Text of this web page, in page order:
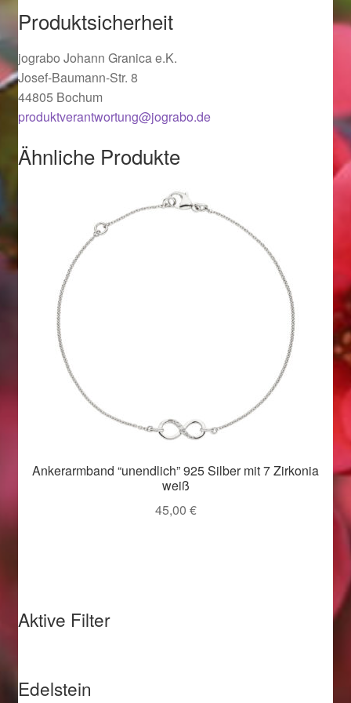
Ostergeschenke finden für Ostern 2019
Ostergeschenke finden für Ostern 2020
Ostergeschenke finden für Ostern 2021
Ostergeschenke finden für Ostern 2022
Startseite
Startseite
Valentinstag
Valentinstag 2016
Valentinstag Geschenke
Vertrag widerrufen
Weihnachtsangebote 2018
Produktsicherheit
jograbo Johann Granica e.K.
Josef-Baumann-Str. 8
44805 Bochum
produktverantwortung@jograbo.de
Ähnliche Produkte
Ankerarmband “unendlich” 925 Silber mit 7 Zirkonia
weiß
45,00 €
Aktive Filter
Edelstein